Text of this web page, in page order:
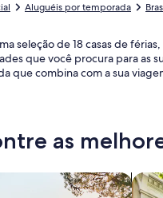
Aluguéis por temporada
seleção de 18 casas de
que você procura para as
que combina com a sua
as